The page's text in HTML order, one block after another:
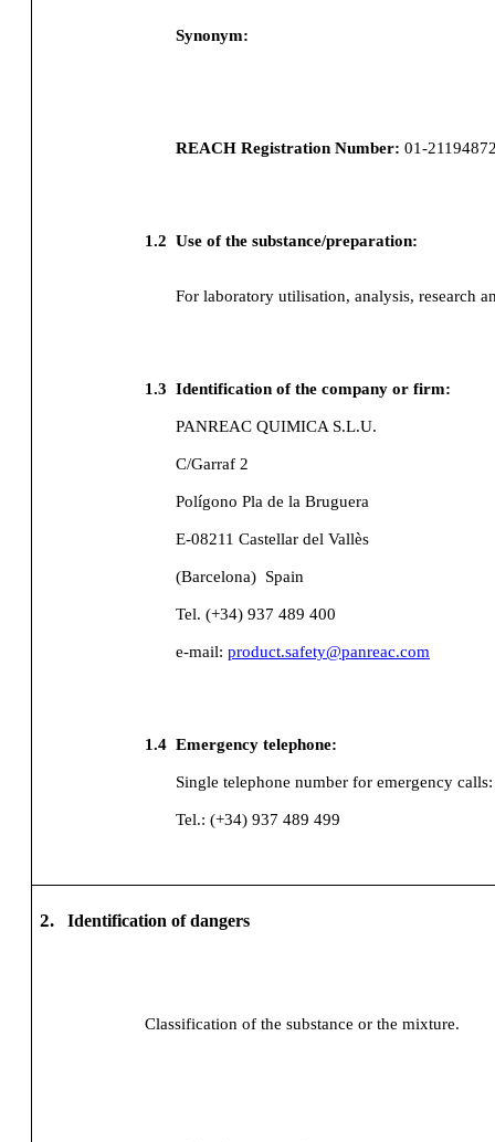
Synonym:
REACH Registration Number: 01-
1.2 Use of the substance/preparation:
For laboratory utilisation, analysis, research
1.3 Identification of the company or firm:
PANREAC QUIMICA S.L.U.
C/Garraf 2
Polígono Pla de la Bruguera
E-08211 Castellar del Vallès
(Barcelona) Spain
Tel. (+34) 937 489 400
e-mail:product.safety@panreac.com
1.4 Emergency telephone:
Single telephone number for emergency
Tel.: (+34) 937 489 499
2. Identification of dangers
Classification of the substance or the mixture.